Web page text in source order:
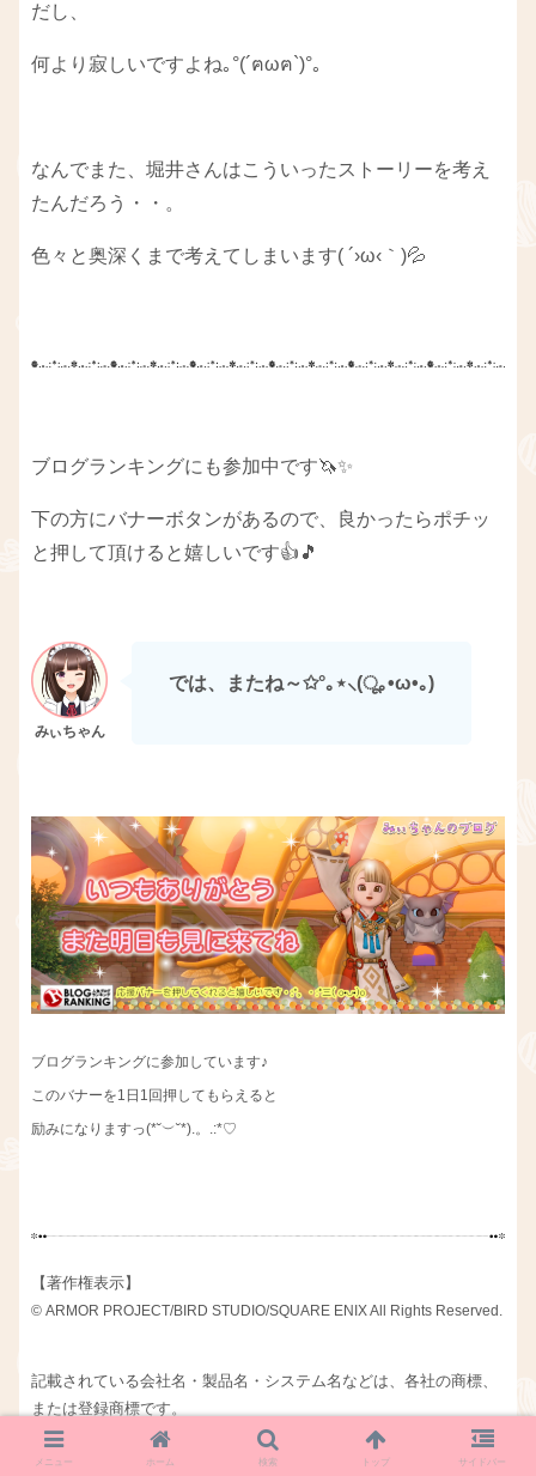
だし、
何より寂しいですよね｡°(´ฅωฅ`)°｡
なんでまた、堀井さんはこういったストーリーを考え
たんだろう・・。
色々と奥深くまで考えてしまいます( ´›ω‹｀)💦
ブログランキングにも参加中です🦄✨
下の方にバナーボタンがあるので、良かったらポチッ
と押して頂けると嬉しいです👍🎵
では、またね～✩°｡⋆⸜(ू｡•ω•｡)
ブログランキングに参加しています♪
このバナーを1日1回押してもらえると
励みになりますっ(*˘︶˘*).。.:*♡
【著作権表示】
© ARMOR PROJECT/BIRD STUDIO/SQUARE ENIX All Rights Reserved.
記載されている会社名・製品名・システム名などは、各社の商標、
または登録商標です。
このコンテンツは株式会社SQUARE ENIXが権利を有する著作物を
メニュー ホーム 検索 トップ サイドバー